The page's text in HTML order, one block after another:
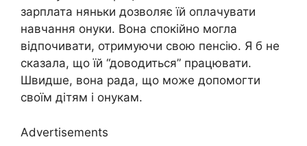
зарплата няньки дозволяє їй оплачувати
навчання онуки. Вона спокійно могла
відпочивати, отримуючи свою пенсію. Я б не
сказала, що їй “доводиться” працювати.
Швидше, вона рада, що може допомогти
своїм дітям і онукам.
Advertisements